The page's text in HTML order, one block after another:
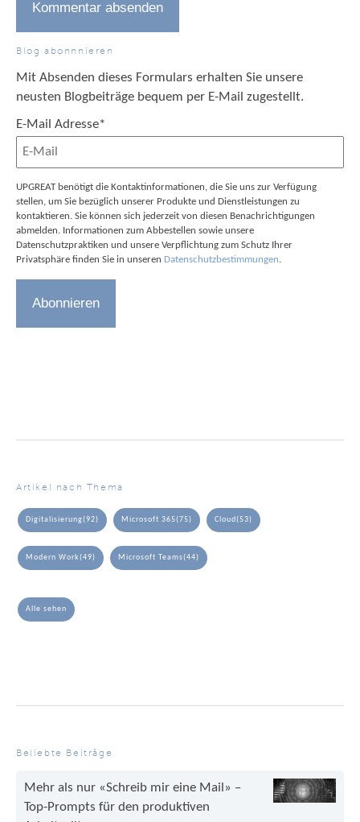
Blog abonnnieren
Mit Absenden dieses Formulars erhalten Sie unsere
neusten Blogbeiträge bequem per E-Mail zugestellt.
E-Mail Adresse*
UPGREAT benötigt die Kontaktinformationen, die Sie uns zur Verfügung
stellen, um Sie bezüglich unserer Produkte und Dienstleistungen zu
kontaktieren. Sie können sich jederzeit von diesen Benachrichtigungen
abmelden. Informationen zum Abbestellen sowie unsere
Datenschutzpraktiken und unsere Verpflichtung zum Schutz Ihrer
Privatsphäre finden Sie in unseren Datenschutzbestimmungen.
Artikel nach Thema
Digitalisierung(92) Microsoft 365(75) Cloud(53)
Modern Work(49) Microsoft Teams(44)
Alle sehen
Beliebte Beiträge
Mehr als nur «Schreib mir eine Mail» –
Top-Prompts für den produktiven